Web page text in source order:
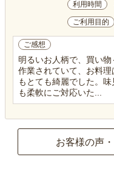
利用時間
ご利用目的
ご感想
明るいお人柄で、買い
作業されていて、お料
もとても綺麗でした。
も柔軟にご対応いた...
お客様の声